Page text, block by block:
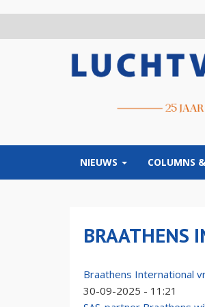
NIEUWS COLUMNS
BRAATHENS
Braathens International
30-09-2025 - 11:21